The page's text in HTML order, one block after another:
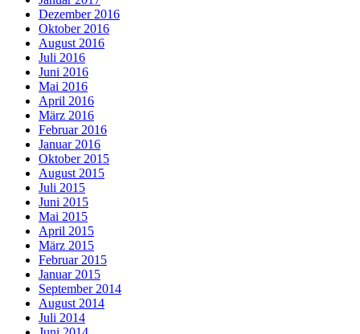
Dezember 2016
Oktober 2016
August 2016
Juli 2016
Juni 2016
Mai 2016
April 2016
März 2016
Februar 2016
Januar 2016
Oktober 2015
August 2015
Juli 2015
Juni 2015
Mai 2015
April 2015
März 2015
Februar 2015
Januar 2015
September 2014
August 2014
Juli 2014